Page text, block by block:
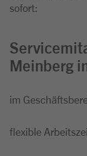
sofort:
Meinberg
im
flexible